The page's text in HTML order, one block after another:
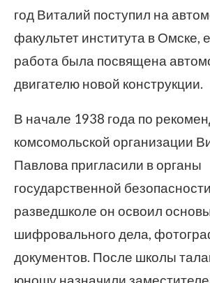
год Виталий поступил на
факультет института в Омске,
работа была посвящена
двигателю новой конструкции.
В начале 1938 года по
комсомольской организации
Павлова пригласили в органы
государственной
разведшколе он освоил
шифровального дела,
документов. После школы